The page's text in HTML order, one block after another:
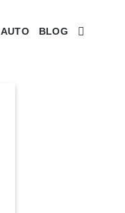
AUTO BLOG